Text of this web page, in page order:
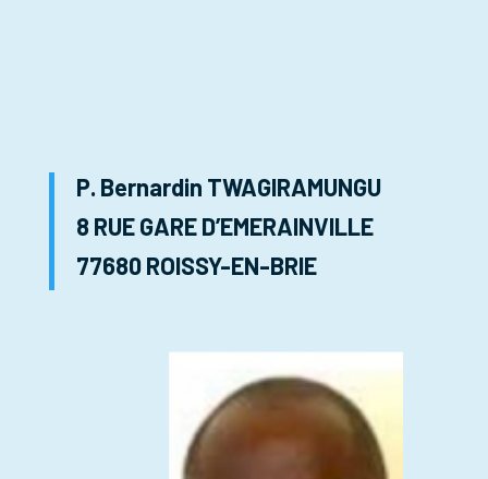
P. Bernardin TWAGIRAMUNGU
8 RUE GARE D’EMERAINVILLE
77680 ROISSY-EN-BRIE